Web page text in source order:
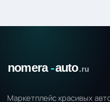
Маркетплейс красивых